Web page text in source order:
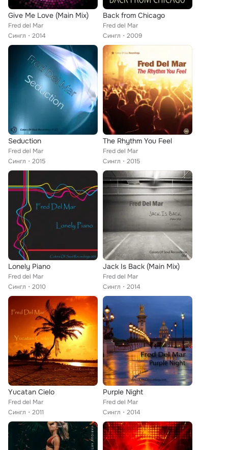
Give Me Love (Main Mix)
Fred del Mar
Сингл
2014
Back from Chicago
Fred del Mar
Сингл
2009
Seduction
Fred del Mar
Сингл
2015
The Rhythm You Feel
Fred del Mar
Сингл
2015
Lonely Piano
Fred del Mar
Сингл
2010
Jack Is Back (Main Mix)
Fred del Mar
Сингл
2014
Yucatan Cielo
Fred del Mar
Сингл
2011
Purple Night
Fred del Mar
Сингл
2014